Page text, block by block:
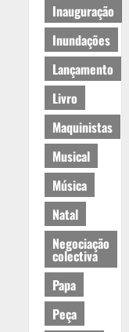
Inauguração
Inundações
Lançamento
Livro
Maquinistas
Musical
Música
Natal
Negociação
colectiva
Papa
Peça